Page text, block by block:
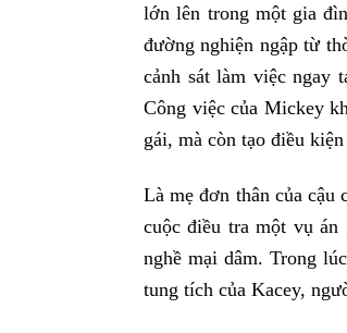
lớn lên trong một gia
đường nghiện ngập từ
cảnh sát làm việc ngay
Công việc của Mickey
gái, mà còn tạo điều
Là mẹ đơn thân của
cuộc điều tra một vụ án
nghề mại dâm. Trong
tung tích của Kacey,